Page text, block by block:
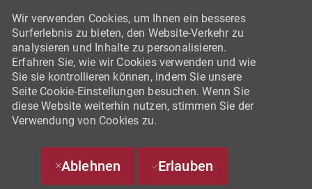
Wir verwenden Cookies, um Ihnen ein besseres
Surferlebnis zu bieten, den Website-Verkehr zu
analysieren und Inhalte zu personalisieren.
Erfahren Sie, wie wir Cookies verwenden und wie
Sie sie kontrollieren können, indem Sie unsere
Seite Cookie-Einstellungen besuchen. Wenn Sie
diese Website weiterhin nutzen, stimmen Sie der
Verwendung von Cookies zu.
Ablehnen Erlauben